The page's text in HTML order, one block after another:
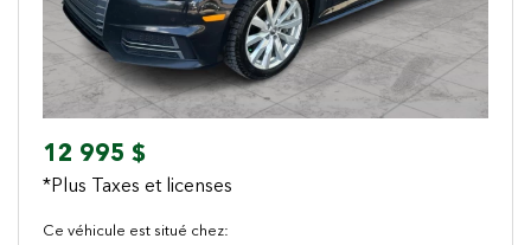
12 995 $
*Plus Taxes et licenses
Ce véhicule est situé chez: